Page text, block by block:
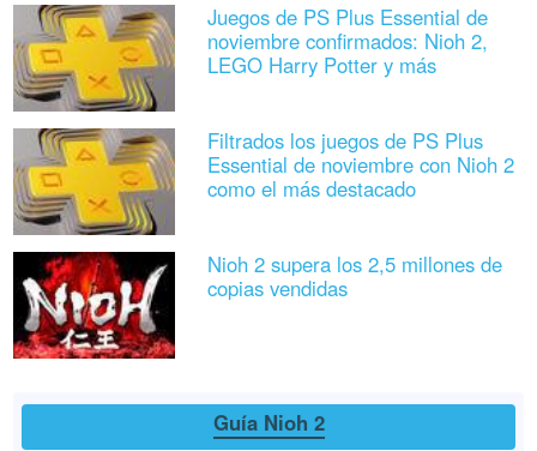
Juegos de PS Plus Essential de
noviembre confirmados: Nioh 2,
LEGO Harry Potter y más
Filtrados los juegos de PS Plus
Essential de noviembre con Nioh 2
como el más destacado
Nioh 2 supera los 2,5 millones de
copias vendidas
Guía Nioh 2